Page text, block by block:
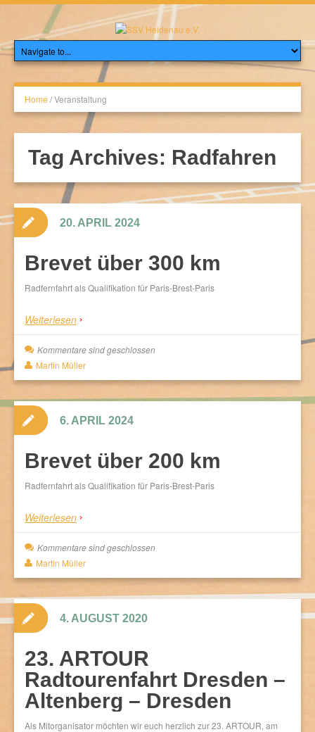
Home /Veranstaltung
Tag Archives: Radfahren
Brevet über 300 km
Radfernfahrt als Qualifikation für Paris-Brest-Paris
Weiterlesen
20. APRIL 2024
Kommentare sind geschlossen
Martin Müller
Brevet über 200 km
Radfernfahrt als Qualifikation für Paris-Brest-Paris
Weiterlesen
6. APRIL 2024
Kommentare sind geschlossen
Martin Müller
23. ARTOUR
Radtourenfahrt Dresden –
Altenberg – Dresden
Als Mitorganisator möchten wir euch herzlich zur 23. ARTOUR, am
4. AUGUST 2020